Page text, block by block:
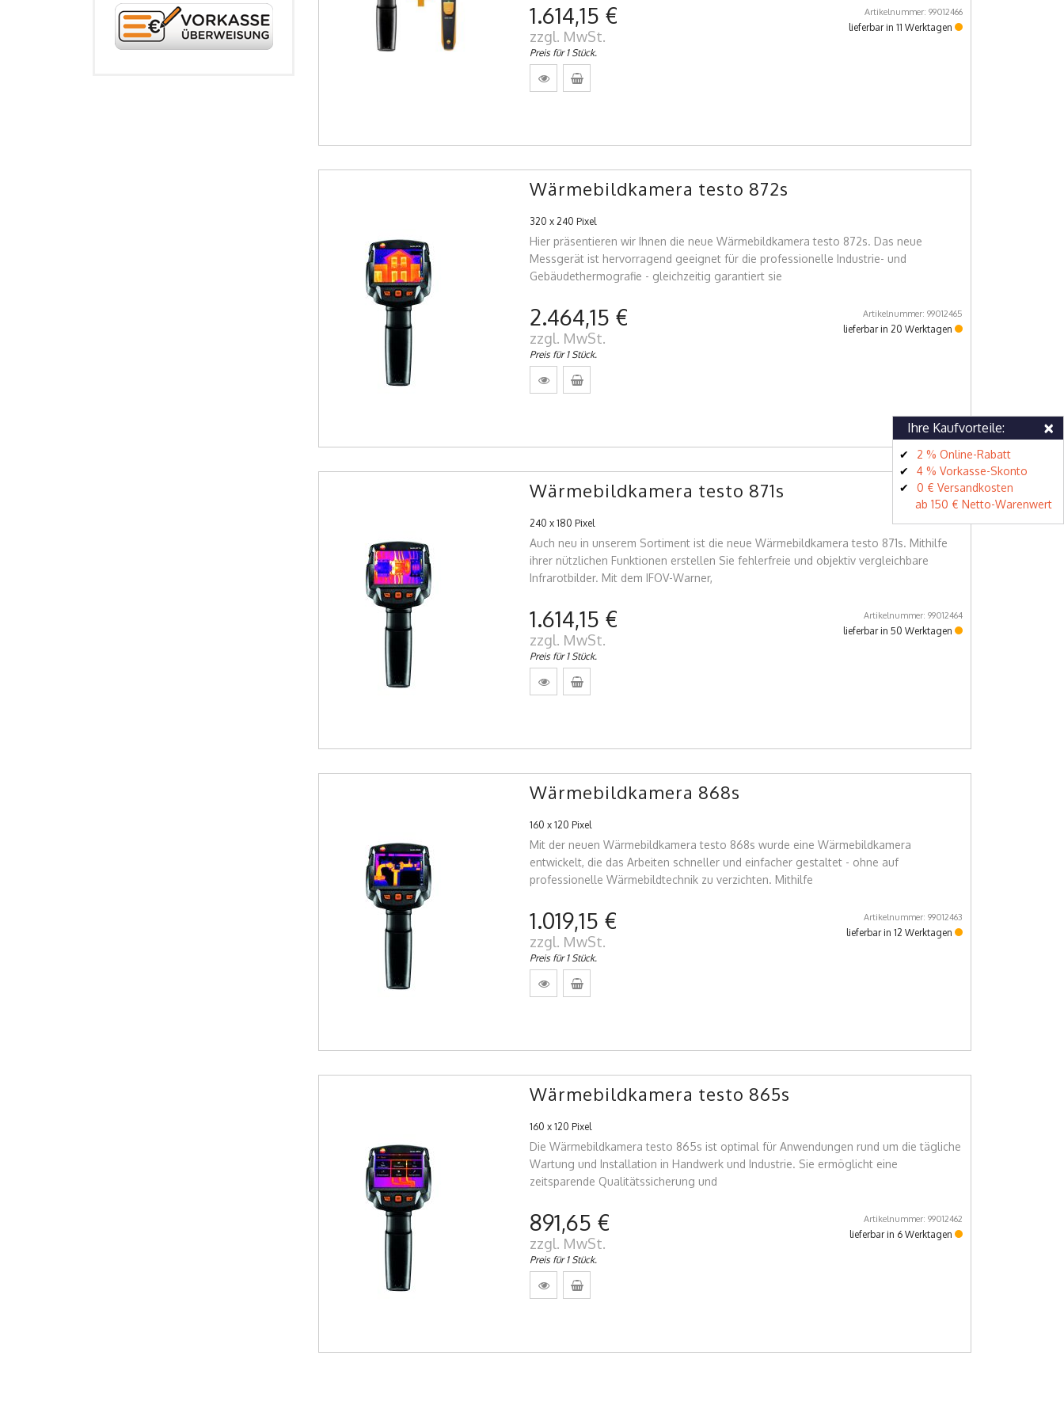
1.614,15 €
zzgl. MwSt.
Preis für 1 Stück.
Artikelnummer: 99012466
lieferbar in 11 Werktagen
Wärmebildkamera testo 872s
320 x 240 Pixel
Hier präsentieren wir Ihnen die neue Wärmebildkamera testo 872s. Das neue
Messgerät ist hervorragend geeignet für die professionelle Industrie- und
Gebäudethermografie - gleichzeitig garantiert sie
2.464,15 €
zzgl. MwSt.
Preis für 1 Stück.
Artikelnummer: 99012465
lieferbar in 20 Werktagen
Wärmebildkamera testo 871s
240 x 180 Pixel
Auch neu in unserem Sortiment ist die neue Wärmebildkamera testo 871s. Mithilfe
ihrer nützlichen Funktionen erstellen Sie fehlerfreie und objektiv vergleichbare
Infrarotbilder. Mit dem IFOV-Warner,
1.614,15 €
zzgl. MwSt.
Preis für 1 Stück.
Artikelnummer: 99012464
lieferbar in 50 Werktagen
Wärmebildkamera 868s
160 x 120 Pixel
Mit der neuen Wärmebildkamera testo 868s wurde eine Wärmebildkamera
entwickelt, die das Arbeiten schneller und einfacher gestaltet - ohne auf
professionelle Wärmebildtechnik zu verzichten. Mithilfe
1.019,15 €
zzgl. MwSt.
Preis für 1 Stück.
Artikelnummer: 99012463
lieferbar in 12 Werktagen
Wärmebildkamera testo 865s
160 x 120 Pixel
Die Wärmebildkamera testo 865s ist optimal für Anwendungen rund um die tägliche
Wartung und Installation in Handwerk und Industrie. Sie ermöglicht eine
zeitsparende Qualitätssicherung und
891,65 €
zzgl. MwSt.
Preis für 1 Stück.
Artikelnummer: 99012462
lieferbar in 6 Werktagen
Ihre Kaufvorteile: ×
2 % Online-Rabatt
4 % Vorkasse-Skonto
0 € Versandkosten
ab 150 € Netto-Warenwert